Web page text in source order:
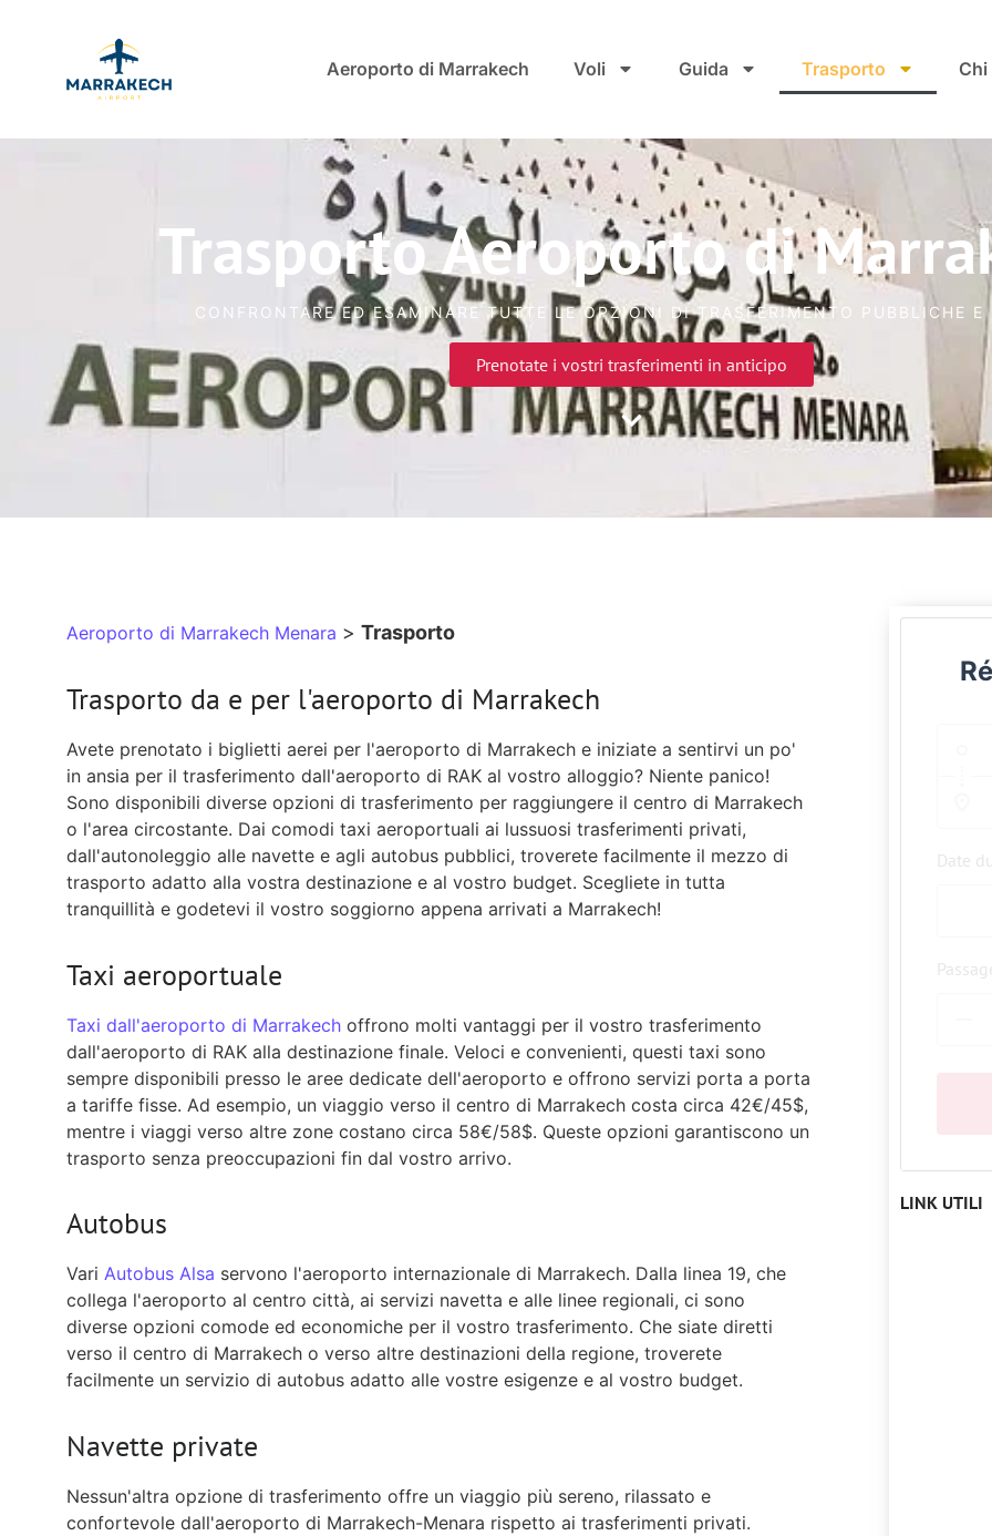
Aeroporto di Marrakech Voli Guida Trasporto Chi
Trasporto Aeroporto di
CONFRONTARE ED ESAMINARE TUTTE LE OPZIONI DI TRASFERIMENTO PUBBLICHE E
Prenotate i vostri trasferimenti in anticipo
Aeroporto di Marrakech Menara > Trasporto
Trasporto da e per l'aeroporto di Marrakech
Avete prenotato i biglietti aerei per l'aeroporto di Marrakech e iniziate a sentirvi un po'
in ansia per il trasferimento dall'aeroporto di RAK al vostro alloggio? Niente panico!
Sono disponibili diverse opzioni di trasferimento per raggiungere il centro di Marrakech
o l'area circostante. Dai comodi taxi aeroportuali ai lussuosi trasferimenti privati,
dall'autonoleggio alle navette e agli autobus pubblici, troverete facilmente il mezzo di
trasporto adatto alla vostra destinazione e al vostro budget. Scegliete in tutta
tranquillità e godetevi il vostro soggiorno appena arrivati a Marrakech!
Taxi aeroportuale
Taxi dall'aeroporto di Marrakech offrono molti vantaggi per il vostro trasferimento
dall'aeroporto di RAK alla destinazione finale. Veloci e convenienti, questi taxi sono
sempre disponibili presso le aree dedicate dell'aeroporto e offrono servizi porta a porta
a tariffe fisse. Ad esempio, un viaggio verso il centro di Marrakech costa circa 42€/45$,
mentre i viaggi verso altre zone costano circa 58€/58$. Queste opzioni garantiscono un
trasporto senza preoccupazioni fin dal vostro arrivo.
Autobus
Vari Autobus Alsa servono l'aeroporto internazionale di Marrakech. Dalla linea 19, che
collega l'aeroporto al centro città, ai servizi navetta e alle linee regionali, ci sono
diverse opzioni comode ed economiche per il vostro trasferimento. Che siate diretti
verso il centro di Marrakech o verso altre destinazioni della regione, troverete
facilmente un servizio di autobus adatto alle vostre esigenze e al vostro budget.
Navette private
Nessun'altra opzione di trasferimento offre un viaggio più sereno, rilassato e
confortevole dall'aeroporto di Marrakech-Menara rispetto ai trasferimenti privati.
Date
LINK UTILI